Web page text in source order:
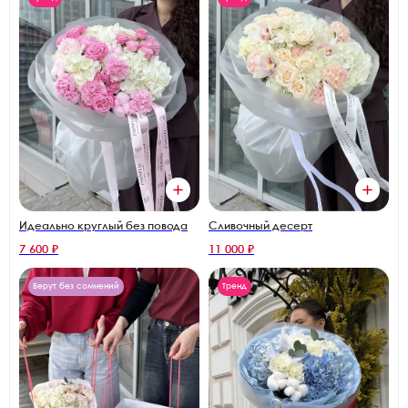
Идеально круглый без повода
7 600 ₽
Сливочный десерт
11 000 ₽
Берут без сомнений Тренд